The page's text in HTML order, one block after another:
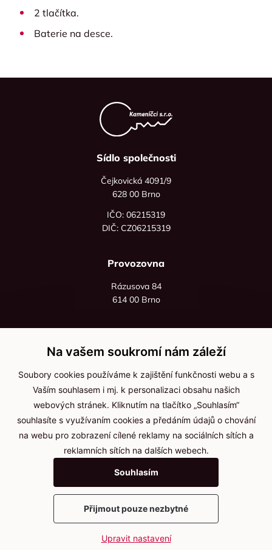
2 tlačítka.
Baterie na desce.
Sídlo společnosti
Čejkovická 4091/9
628 00 Brno
IČO: 06215319
DIČ: CZ06215319
Provozovna
Rázusova 84
614 00 Brno
+420 736 535 066
Po - pá: 8:00 - 16:00
info@jma-kam.cz
Důležité informace
Ochrana osobních údajů
Cookies
2025 © Kameníčci s.r.o.
VytvořilwebProgress
Na vašem soukromí nám záleží
Soubory cookies používáme k zajištění funkčnosti webu a s
Vaším souhlasem i mj. k personalizaci obsahu našich
webových stránek. Kliknutím na tlačítko „Souhlasím“
souhlasíte s využívaním cookies a předáním údajů o chování
na webu pro zobrazení cílené reklamy na sociálních sítích a
reklamních sítích na dalších webech.
Souhlasím
Přijmout pouze nezbytné
Upravit nastavení